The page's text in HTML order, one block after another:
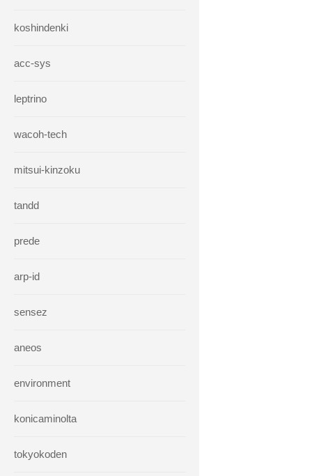
koshindenki
acc-sys
leptrino
wacoh-tech
mitsui-kinzoku
tandd
prede
arp-id
sensez
aneos
environment
konicaminolta
tokyokoden